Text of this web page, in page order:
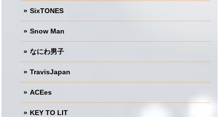
SixTONES
Snow Man
なにわ男子
TravisJapan
ACEes
KEY TO LIT